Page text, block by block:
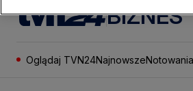
BIZNES
Oglądaj TVN24NajnowszeNotowania